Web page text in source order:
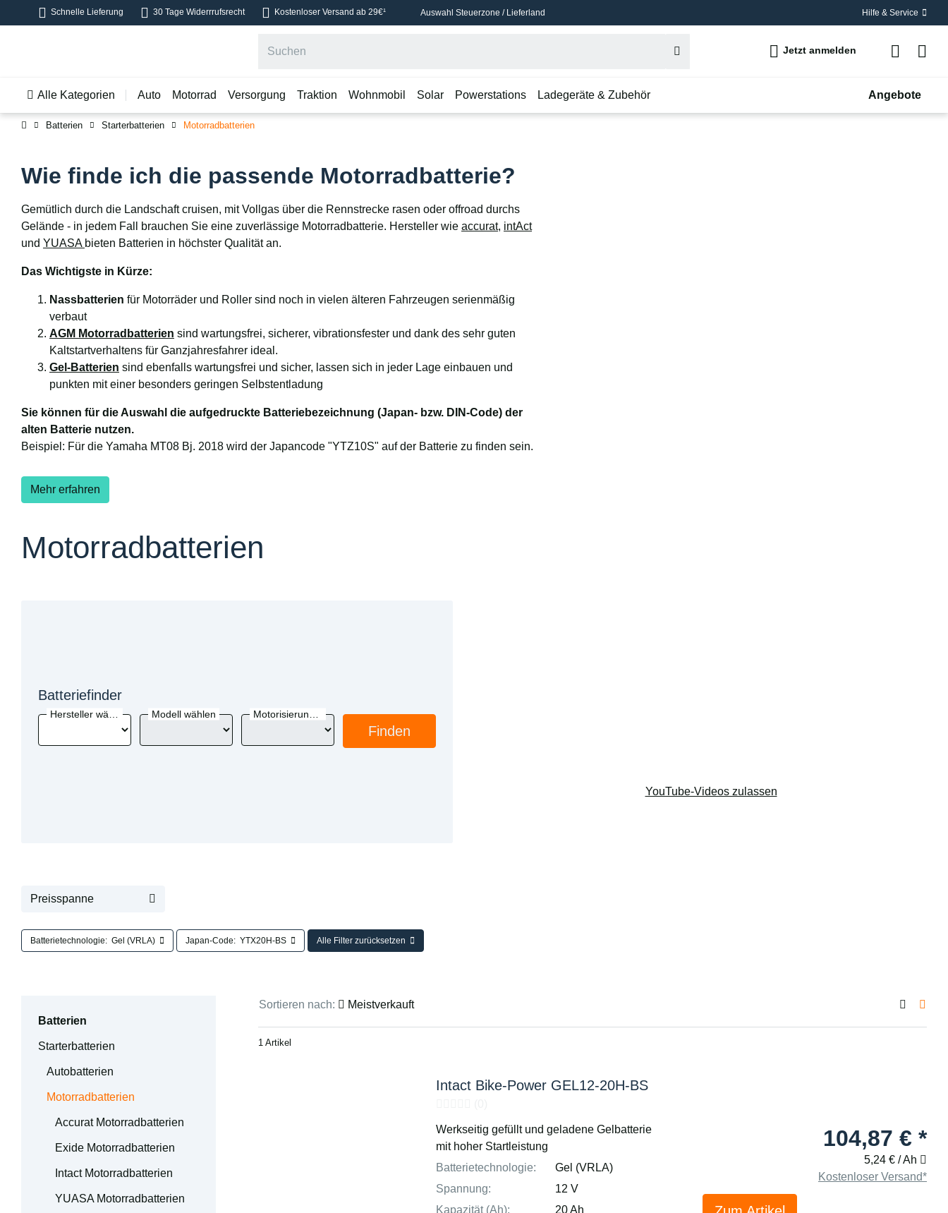
Schnelle Lieferung 30 Tage Widerrrufsrecht Kostenloser Versand ab 29€¹ Auswahl Steuerzone / Lieferland Hilfe & Service
Jetzt anmelden
Alle Kategorien Auto Motorrad Versorgung Traktion Wohnmobil Solar Powerstations Ladegeräte & Zubehör Angebote
Batterien Starterbatterien Motorradbatterien
Wie finde ich die passende Motorradbatterie?
Gemütlich durch die Landschaft cruisen, mit Vollgas über die Rennstrecke rasen oder offroad durchs
Gelände - in jedem Fall brauchen Sie eine zuverlässige Motorradbatterie. Hersteller wie accurat, intAct
und YUASA bieten Batterien in höchster Qualität an.
Das Wichtigste in Kürze:
Nassbatterien für Motorräder und Roller sind noch in vielen älteren Fahrzeugen serienmäßig
verbaut
AGM Motorradbatterien sind wartungsfrei, sicherer, vibrationsfester und dank des sehr guten
Kaltstartverhaltens für Ganzjahresfahrer ideal.
Gel-Batterien sind ebenfalls wartungsfrei und sicher, lassen sich in jeder Lage einbauen und
punkten mit einer besonders geringen Selbstentladung
Sie können für die Auswahl die aufgedruckte Batteriebezeichnung (Japan- bzw. DIN-Code) der
alten Batterie nutzen.
Beispiel: Für die Yamaha MT08 Bj. 2018 wird der Japancode "YTZ10S" auf der Batterie zu finden sein.
Mehr erfahren
Motorradbatterien
YouTube-Videos zulassen
Batteriefinder
Modell wählen
Finden
Preisspanne
Batterietechnologie: Gel (VRLA) Japan-Code: YTX20H-BS Alle Filter zurücksetzen
Batterien
Starterbatterien
Autobatterien
Motorradbatterien
Accurat Motorradbatterien
Exide Motorradbatterien
Intact Motorradbatterien
YUASA Motorradbatterien
Sortieren nach: Meistverkauft
1 Artikel
Intact Bike-Power GEL12-20H-BS
Werkseitig gefüllt und geladene Gelbatterie
mit hoher Startleistung
Batterietechnologie:
Gel (VRLA)
Spannung:
12 V
Kapazität (Ah):
20 Ah
104,87 € *
5,24 € / Ah
Kostenloser Versand*